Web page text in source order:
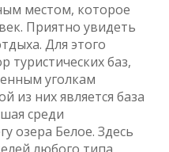
местом, которое
Приятно увидеть
Для этого
туристических баз,
уголкам
из них является база
среди
озера Белое. Здесь